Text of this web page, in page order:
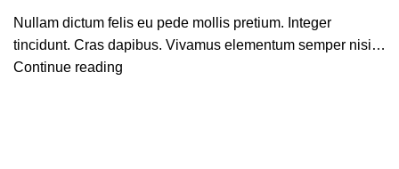
Nullam dictum felis eu pede mollis pretium. Integer
tincidunt. Cras dapibus. Vivamus elementum semper nisi…
Continue reading